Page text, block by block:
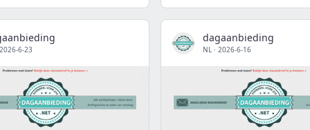
2026-6-23
dagaanbieding
NL · 2026-6-16